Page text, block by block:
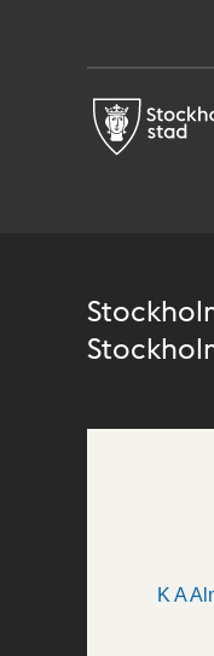
K A